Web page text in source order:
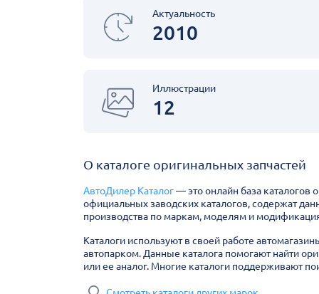
Актуальность
2010
Иллюстрации
12
О каталоге оригинальных запчастей
АвтоДилер Каталог— это онлайн база каталогов
официальных заводских каталогов, содержат
производства по маркам, моделям и
Каталоги используют в своей работе
автопарком. Данные каталога помогают найти
или ее аналог. Многие каталоги поддерживают